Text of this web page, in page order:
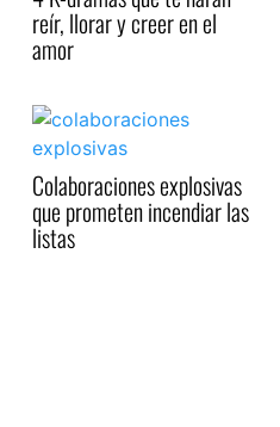
reír, llorar y creer en el
amor
Colaboraciones explosivas
que prometen incendiar las
listas